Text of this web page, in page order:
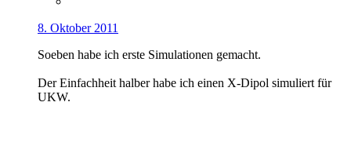
8. Oktober 2011
Soeben habe ich erste Simulationen gemacht.
Der Einfachheit halber habe ich einen X-Dipol simuliert für
UKW.